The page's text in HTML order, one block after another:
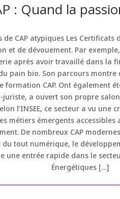
: Quand la
CAP atypiques Les Certificats
et de dévouement. Par
après avoir travaillé dans la
pain bio. Son parcours montre
formation CAP. Ont également
a ouvert son propre
l’INSEE, ce secteur a vu
métiers émergents
De nombreux CAP
du tout numérique, le
une entrée rapide dans le
Énergétiques […]